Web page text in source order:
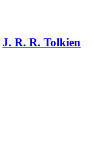
J. R. R. Tolkien